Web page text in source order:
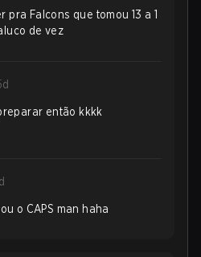
pra Falcons que tomou 13 a 1
de vez
então kkkk
o CAPS man haha